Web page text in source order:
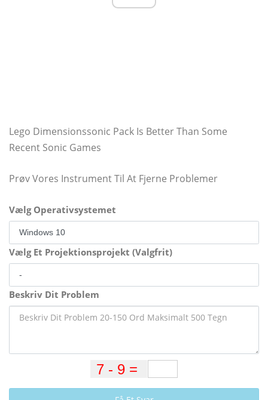
Lego Dimensionssonic Pack Is Better Than Some
Recent Sonic Games
Prøv Vores Instrument Til At Fjerne Problemer
Vælg Operativsystemet
Vælg Et Projektionsprojekt (Valgfrit)
Beskriv Dit Problem